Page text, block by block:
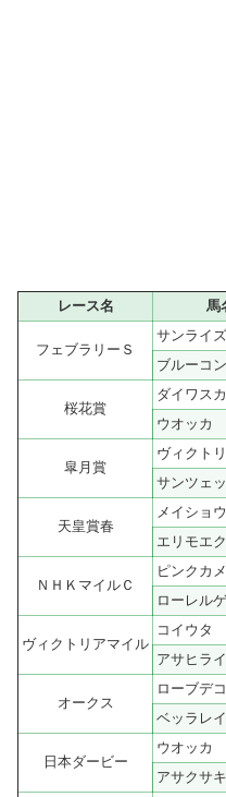
レース名 馬
フェブラリーＳ
サンライ
ブルーコ
桜花賞
ダイワス
ウオッカ
皐月賞
ヴィクト
サンツェ
天皇賞春
メイショ
エリモエ
ＮＨＫマイルＣ
ピンク
ローレル
ヴィクトリアマイル
コイウタ
アサヒラ
オークス
ローブデ
ベッラレ
日本ダービー
ウオッカ
アサクサ